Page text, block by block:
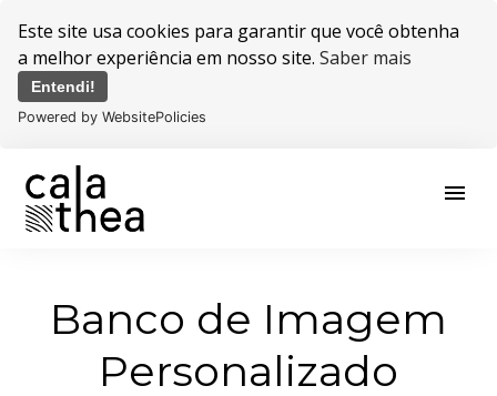
Este site usa cookies para garantir que você obtenha
a melhor experiência em nosso site. Saber mais
Entendi!
Powered by WebsitePolicies
menu
Banco de Imagem
Personalizado